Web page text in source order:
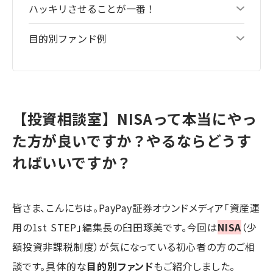
ハッキリさせることが一番！
目的別ファンド例
【投資相談室】NISAって本当にやっ
た方が良いですか？やるならどうす
ればいいですか？
皆さま、こんにちは。PayPay証券オウンドメディア「資産運
用の1st STEP」編集長の臼田琢美です。今回はNISA （少
額投資非課税制度）が気になっている初心者の方のご相
談です。具体的な目的別ファンドもご紹介しました。